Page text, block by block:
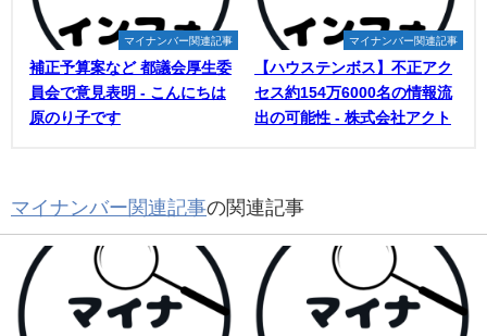
マイナンバー関連記事
補正予算案など 都議会厚生委
員会で意見表明 - こんにちは
原のり子です
マイナンバー関連記事
【ハウステンボス】不正アク
セス約154万6000名の情報流
出の可能性 - 株式会社アクト
マイナンバー関連記事の関連記事